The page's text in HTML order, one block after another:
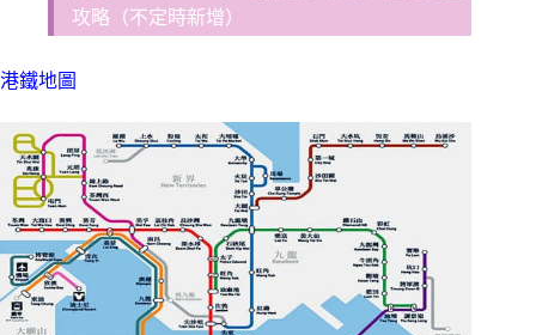
攻略（不定時新增）
港鐵地圖